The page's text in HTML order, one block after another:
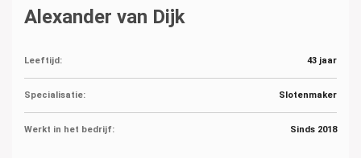
Alexander van Dijk
Leeftijd: 43 jaar
Specialisatie: Slotenmaker
Werkt in het bedrijf: Sinds 2018